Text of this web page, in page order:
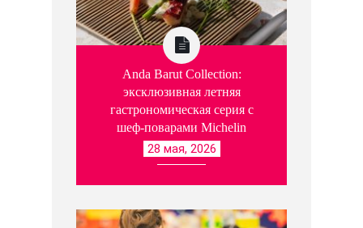
Anda Barut Collection:
эксклюзивная летняя
гастрономическая серия с
шеф-поварами Michelin
28 мая, 2026